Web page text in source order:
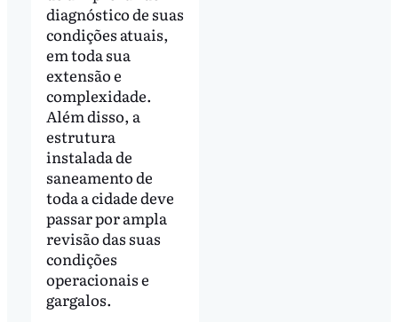
diagnóstico de suas
condições atuais,
em toda sua
extensão e
complexidade.
Além disso, a
estrutura
instalada de
saneamento de
toda a cidade deve
passar por ampla
revisão das suas
condições
operacionais e
gargalos.